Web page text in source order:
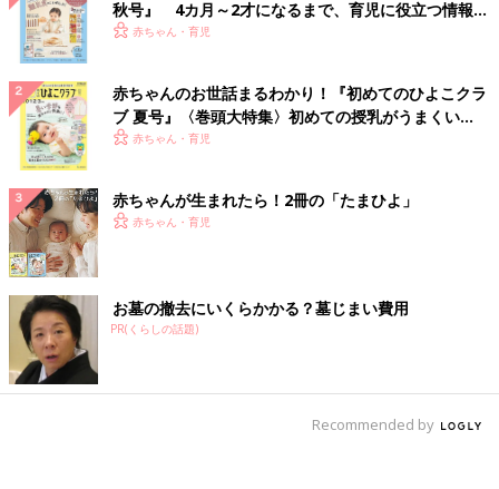
秋号』 4カ月～2才になるまで、育児に役立つ情報が
いっぱい！
赤ちゃん・育児
赤ちゃんのお世話まるわかり！『初めてのひよこクラ
ブ 夏号』〈巻頭大特集〉初めての授乳がうまくい
く！ おっぱい・ミルクの基本と夏のトラブル 解決テ
赤ちゃん・育児
赤ちゃんが生まれたら！2冊の「たまひよ」
赤ちゃん・育児
お墓の撤去にいくらかかる？墓じまい費用
PR(くらしの話題)
Recommended by